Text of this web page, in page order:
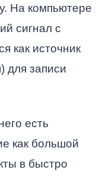
На компьютере
сигнал с
как источник
для записи
есть
как большой
в быстро